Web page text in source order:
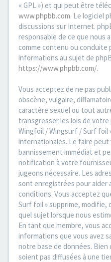
« GPL ») et qui peut être
www.phpbb.com. Le logiciel
discussions sur Internet.
responsable de ce que nous
comme contenu ou conduite
informations au sujet de
https://www.phpbb.com/.
Vous acceptez de ne pas
obscène, vulgaire,
caractère sexuel ou tout
transgresser les lois de votre
Wingfoil / Wingsurf / Surf foil
internationales. Le faire peut
bannissement immédiat et
notification à votre
jugeons nécessaire. Les
sont enregistrées pour aider
conditions. Vous acceptez
Surf foil » supprime, modifie,
quel sujet lorsque nous
En tant que membre, vous
informations que vous avez
notre base de données.
soient pas diffusées à une